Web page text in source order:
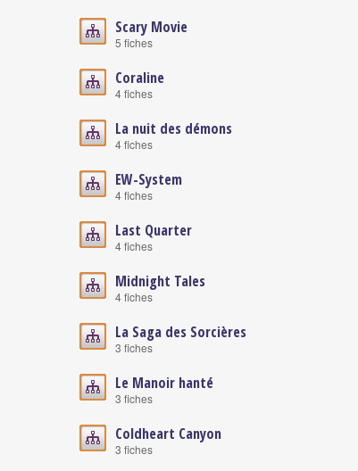
Scary Movie
5 fiches
Coraline
4 fiches
La nuit des démons
4 fiches
EW-System
4 fiches
Last Quarter
4 fiches
Midnight Tales
4 fiches
La Saga des Sorcières
3 fiches
Le Manoir hanté
3 fiches
Coldheart Canyon
3 fiches